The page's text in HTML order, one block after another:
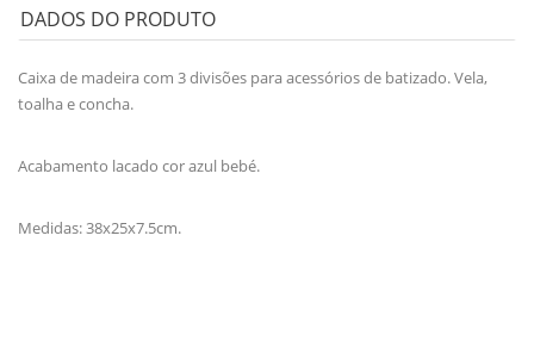
DADOS DO PRODUTO
Caixa de madeira com 3 divisões para acessórios de batizado. Vela,
toalha e concha.
Acabamento lacado cor azul bebé.
Medidas: 38x25x7.5cm.